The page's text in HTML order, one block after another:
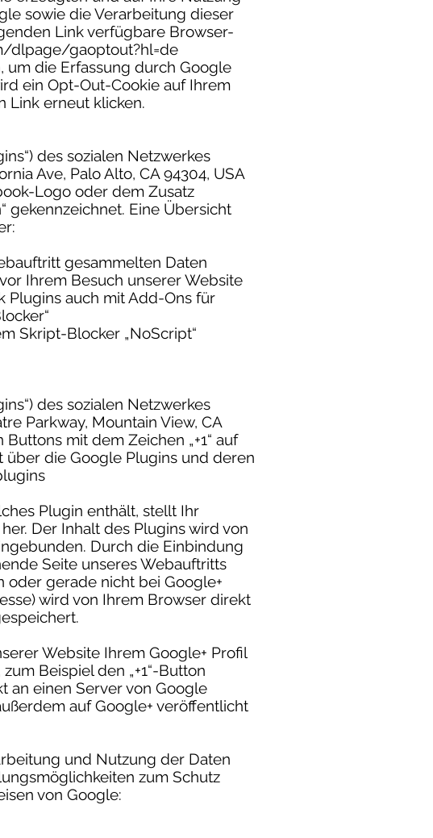
sowie die Verarbeitung dieser
Link verfügbare Browser-
dlpage/gaoptout?hl=de
um die Erfassung durch Google
ein Opt-Out-Cookie auf Ihrem
Link erneut klicken.
des sozialen Netzwerkes
Ave, Palo Alto, CA 94304, USA
Logo oder dem Zusatz
gekennzeichnet. Eine Übersicht
gesammelten Daten
Ihrem Besuch unserer Website
Plugins auch mit Add-Ons für
Skript-Blocker „NoScript“
des sozialen Netzwerkes
Parkway, Mountain View, CA
mit dem Zeichen „+1“ auf
die Google Plugins und deren
Plugin enthält, stellt Ihr
Der Inhalt des Plugins wird von
Durch die Einbindung
Seite unseres Webauftritts
oder gerade nicht bei Google+
wird von Ihrem Browser direkt
Website Ihrem Google+ Profil
Beispiel den „+1“-Button
an einen Server von Google
auf Google+ veröffentlicht
und Nutzung der Daten
zum Schutz
von Google: